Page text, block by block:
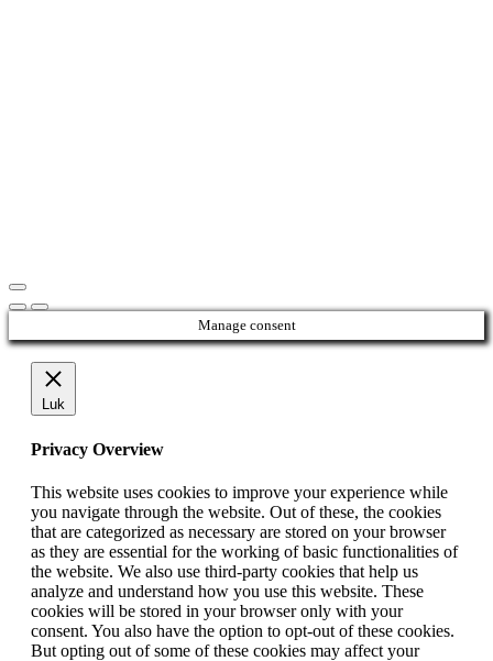
Manage consent
Luk
Privacy Overview
This website uses cookies to improve your experience while
you navigate through the website. Out of these, the cookies
that are categorized as necessary are stored on your browser
as they are essential for the working of basic functionalities of
the website. We also use third-party cookies that help us
analyze and understand how you use this website. These
cookies will be stored in your browser only with your
consent. You also have the option to opt-out of these cookies.
But opting out of some of these cookies may affect your